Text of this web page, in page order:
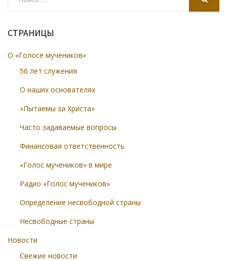
СТРАНИЦЫ
О «Голосе мучеников»
56 лет служения
О наших основателях
«Пытаемы за Христа»
Часто задаваемые вопросы
Финансовая ответственность
«Голос мучеников» в мире
Радио «Голос мучеников»
Определение несвободной страны
Несвободные страны
Новости
Свежие новости